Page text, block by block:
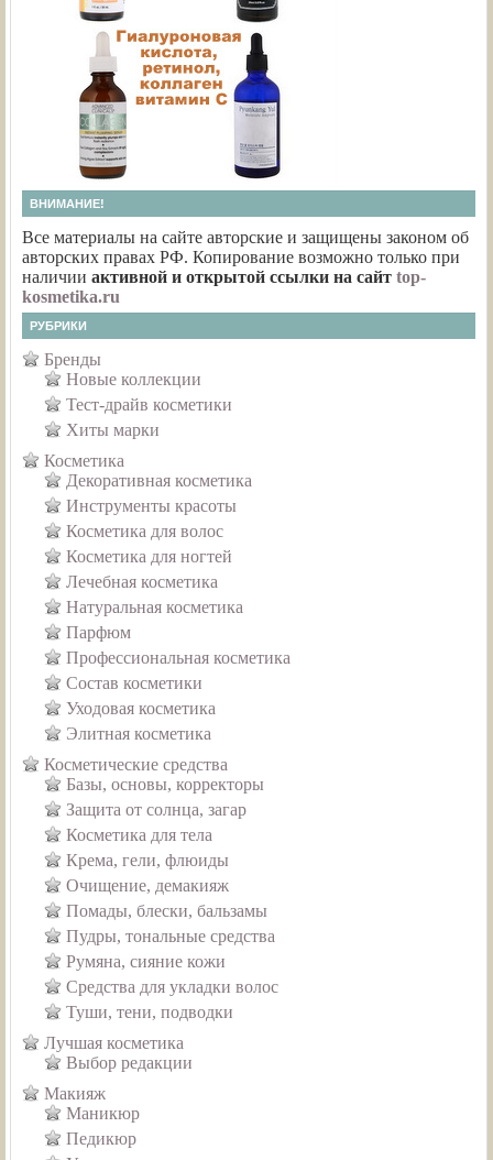
ВНИМАНИЕ!
Все материалы на сайте авторские и защищены законом об
авторских правах РФ. Копирование возможно только при
наличии активной и открытой ссылки на сайт top-
kosmetika.ru
РУБРИКИ
Бренды
Новые коллекции
Тест-драйв косметики
Хиты марки
Косметика
Декоративная косметика
Инструменты красоты
Косметика для волос
Косметика для ногтей
Лечебная косметика
Натуральная косметика
Парфюм
Профессиональная косметика
Состав косметики
Уходовая косметика
Элитная косметика
Косметические средства
Базы, основы, корректоры
Защита от солнца, загар
Косметика для тела
Крема, гели, флюиды
Очищение, демакияж
Помады, блески, бальзамы
Пудры, тональные средства
Румяна, сияние кожи
Средства для укладки волос
Туши, тени, подводки
Лучшая косметика
Выбор редакции
Макияж
Маникюр
Педикюр